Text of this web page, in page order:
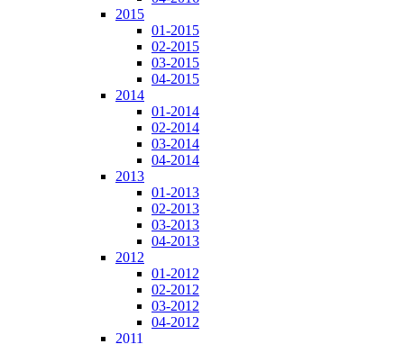
2015
01-2015
02-2015
03-2015
04-2015
2014
01-2014
02-2014
03-2014
04-2014
2013
01-2013
02-2013
03-2013
04-2013
2012
01-2012
02-2012
03-2012
04-2012
2011